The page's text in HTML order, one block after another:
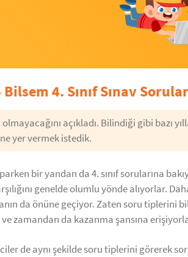
4. Sınıf Sınav
açıkladı. Bilindiği gibi bazı
yer vermek istedik.
bir yandan da 4. sınıf sorularına
genelde olumlu yönde alıyorlar.
da önüne geçiyor. Zaten soru tiplerini
zamandan da kazanma şansına
de aynı şekilde soru tiplerini görerek